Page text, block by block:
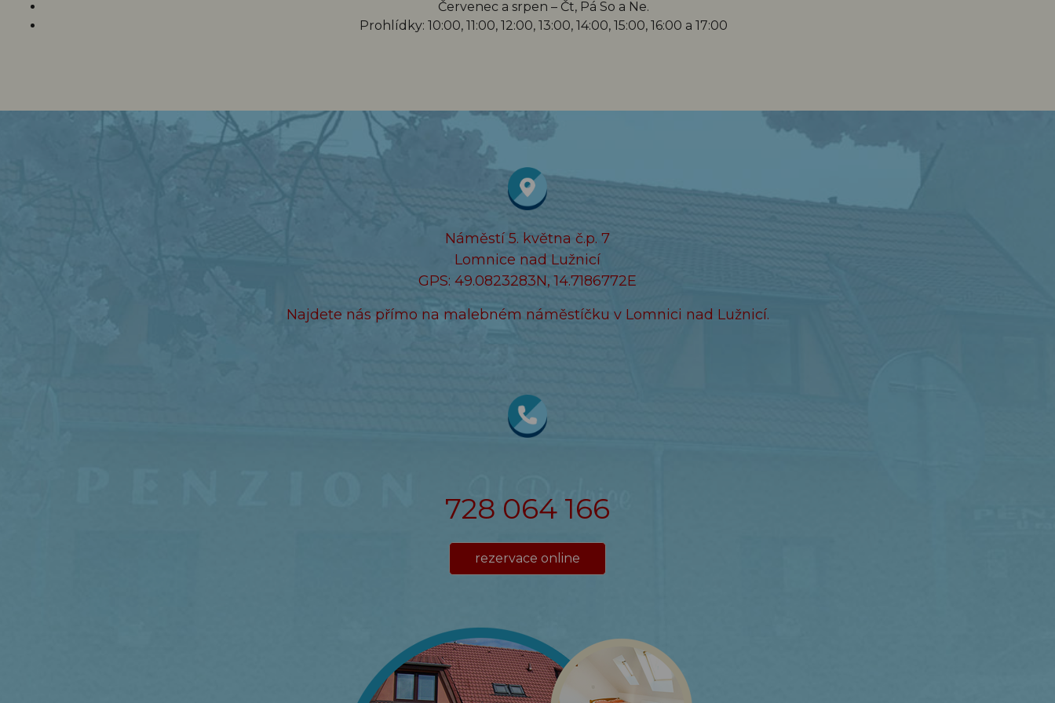
Červenec a srpen – Čt, Pá So a Ne.
Prohlídky: 10:00, 11:00, 12:00, 13:00, 14:00, 15:00, 16:00 a 17:00
Náměstí 5. května č.p. 7
Lomnice nad Lužnicí
GPS: 49.0823283N, 14.7186772E
Najdete nás přímo na malebném náměstíčku v Lomnici nad Lužnicí.
728 064 166
rezervace online